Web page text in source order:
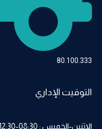
80.100.333
التوقيت الإداري
الإثنين-الخميس : 08:30-12:30 | 13:30-17:30